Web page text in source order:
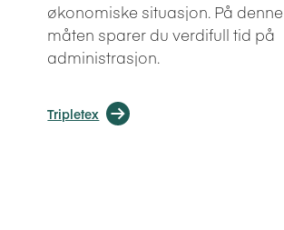
økonomiske situasjon. På denne
måten sparer du verdifull tid på
administrasjon.
Tripletex